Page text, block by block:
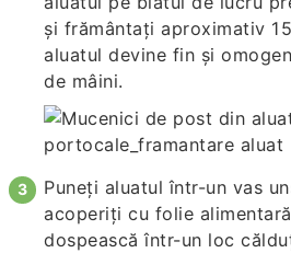
și frământați aproximativ
aluatul devine fin și
de mâini.
Puneți aluatul într-un vas
acoperiți cu folie
dospească într-un loc